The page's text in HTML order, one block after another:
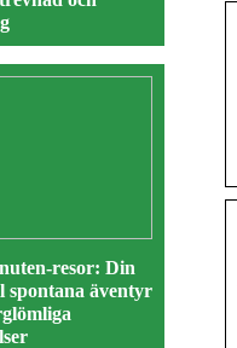
resor: Din
spontana äventyr